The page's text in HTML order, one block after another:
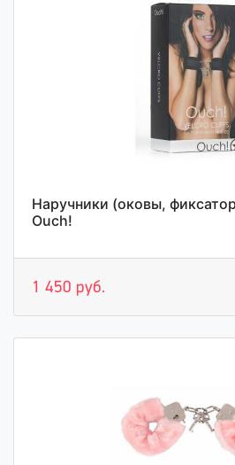
Наручники (оковы,
Ouch!
1 450 руб.